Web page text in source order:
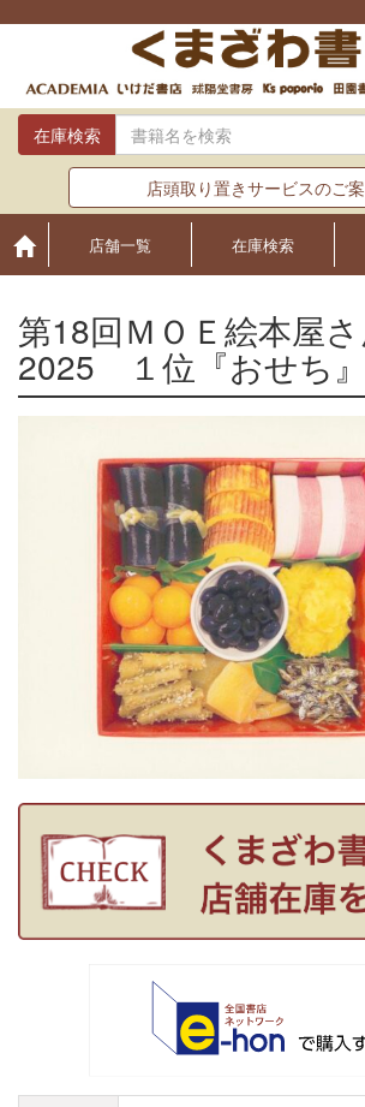
在庫検索
店頭取り置きサービスのご
店舗一覧 在庫検索
第18回ＭＯＥ絵本屋
2025 １位『おせち』